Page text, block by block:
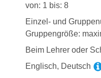
von: 1 bis: 8
Einzel- und
Gruppengröße:
Beim Lehrer oder
Englisch, Deutsch